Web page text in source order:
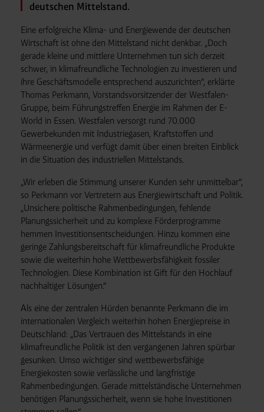
deutschen Mittelstand.
Eine erfolgreiche Klima- und Energiewende der deutschen
Wirtschaft ist ohne den Mittelstand nicht denkbar. „Doch
gerade kleine und mittlere Unternehmen tun sich derzeit
schwer, in klimafreundliche Technologien zu investieren und
ihre Geschäftsmodelle entsprechend auszurichten“, erklärte
Thomas Perkmann, Vorstandsvorsitzender der Westfalen-
Gruppe, beim Führungstreffen Energie im Rahmen der E-
World in Essen. Westfalen versorgt rund 70.000
Gewerbekunden mit Industriegasen, Kraftstoffen und
Wärmeenergie und verfügt damit über einen breiten Einblick
in die Situation des industriellen Mittelstands.
„Wir erleben die Stimmung unserer Kunden sehr unmittelbar“,
so Perkmann vor Vertretern aus Energiewirtschaft und Politik.
„Unsichere politische Rahmenbedingungen, fehlende
Planungssicherheit und zu komplexe Förderprogramme
hemmen Investitionsentscheidungen. Hinzu kommen eine
geringe Zahlungsbereitschaft für klimafreundliche Produkte
sowie die weiterhin hohe Wettbewerbsfähigkeit fossiler
Technologien. Diese Kombination ist Gift für den Hochlauf
nachhaltiger Lösungen.“
Als eine der zentralen Hürden benannte Perkmann die im
internationalen Vergleich weiterhin hohen Energiepreise in
Deutschland: „Das Vertrauen des Mittelstands in eine
klimafreundliche Politik ist den vergangenen Jahren spürbar
gesunken. Umso wichtiger sind wettbewerbsfähige
Energiekosten sowie verlässliche und langfristige
Rahmenbedingungen. Gerade mittelständische Unternehmen
benötigen Planungssicherheit, wenn sie hohe Investitionen